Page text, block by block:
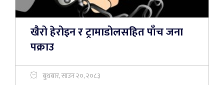
खैरो हेरोइन र ट्रामाडोलसहित पाँच जना
पक्राउ
बुधबार, साउन २०, २०८३